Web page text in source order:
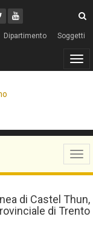
Twitter
Youtube
Dipartimento Soggetti
di Castel Thun,
di Trento